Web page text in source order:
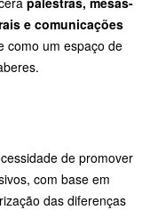
e comunicações
como um espaço de
de promover
com base em
das diferenças